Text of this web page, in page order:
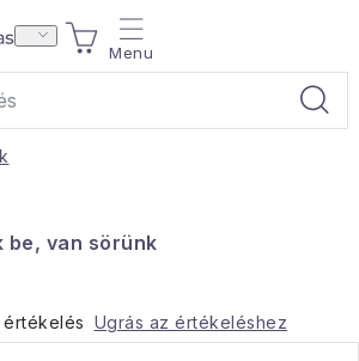
KOSÁR
be, van sörünk
értékelés Ugrás az értékeléshez